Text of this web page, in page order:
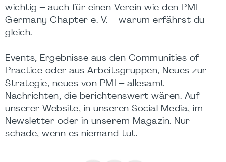
wichtig – auch für einen Verein wie den PMI
Germany Chapter e. V. – warum erfährst du
gleich.
Events, Ergebnisse aus den Communities of
Practice oder aus Arbeitsgruppen, Neues zur
Strategie, neues von PMI – allesamt
Nachrichten, die berichtenswert wären. Auf
unserer Website, in unseren Social Media, im
Newsletter oder in unserem Magazin. Nur
schade, wenn es niemand tut.